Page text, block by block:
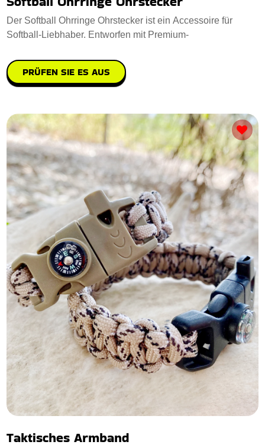
Der Softball Ohrringe Ohrstecker ist ein Accessoire für
Softball-Liebhaber. Entworfen mit Premium-
PRÜFEN SIE ES AUS
Taktisches Armband